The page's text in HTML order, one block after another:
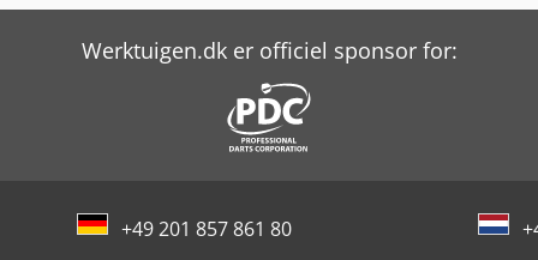
Werktuigen.dk er officiel sponsor for:
+49 201 857 861 80